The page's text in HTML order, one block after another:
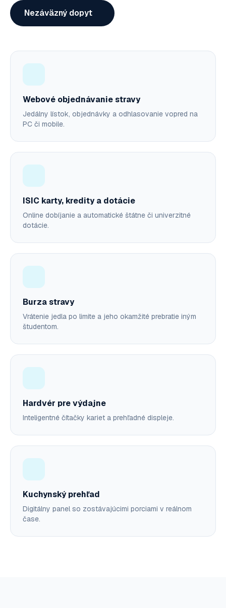
Nezáväzný dopyt
Webové objednávanie stravy
Jedálny lístok, objednávky a odhlasovanie vopred na
PC či mobile.
ISIC karty, kredity a dotácie
Online dobíjanie a automatické štátne či univerzitné
dotácie.
Burza stravy
Vrátenie jedla po limite a jeho okamžité prebratie iným
študentom.
Hardvér pre výdajne
Inteligentné čítačky kariet a prehľadné displeje.
Kuchynský prehľad
Digitálny panel so zostávajúcimi porciami v reálnom
čase.